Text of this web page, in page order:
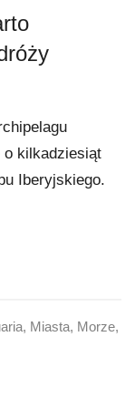
o kilkadziesiąt
Iberyjskiego.
, Miasta, Morze,